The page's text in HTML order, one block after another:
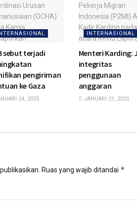
INTERNASIONAL
sebut terjadi
pengiriman
ke Gaza
24, 2025
INTERNASIONAL
Menteri Karding:
integritas
penggunaan
anggaran
JANUARI 21, 2025
Ruas yang wajib ditandai *